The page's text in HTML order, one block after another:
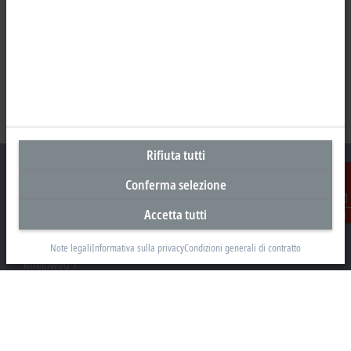
Contatti
Beckhoff Automation AG
Rheinweg 7
Rifiuta tutti
Conferma selezione
Accetta tutti
Note legaliInformativa sulla privacyCondizioni generali di contratto